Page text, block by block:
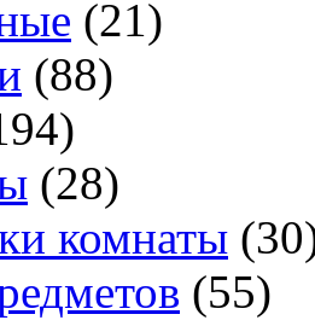
(21)
(88)
(28)
комнаты
(55)